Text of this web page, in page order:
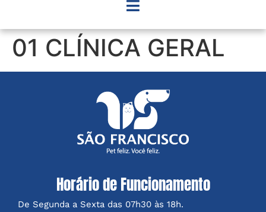
01 CLÍNICA GERAL
Horário de Funcionamento
De Segunda a Sexta das 07h30 às 18h.